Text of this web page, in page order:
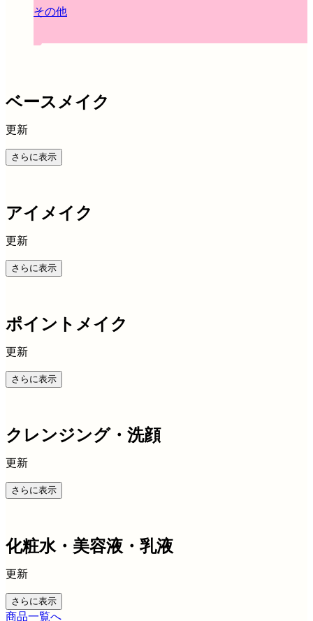
その他
ベースメイク
更新
さらに表示
アイメイク
更新
さらに表示
ポイントメイク
更新
さらに表示
クレンジング・洗顔
更新
さらに表示
化粧水・美容液・乳液
更新
さらに表示
商品一覧へ